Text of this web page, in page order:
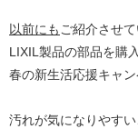
以前にもご紹介させ
LIXIL製品の部品を購
春の新生活応援キャ
汚れが気になりやす